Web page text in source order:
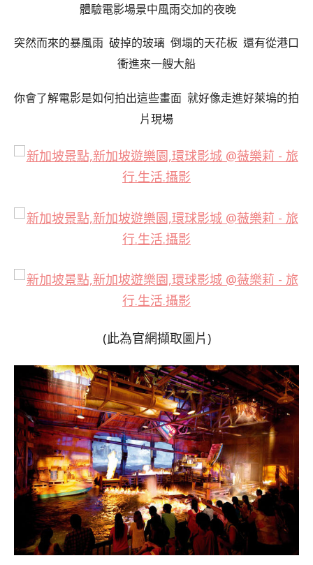
體驗電影場景中風雨交加的夜晚
突然而來的暴風雨 破掉的玻璃 倒塌的天花板 還有從港口
衝進來一艘大船
你會了解電影是如何拍出這些畫面 就好像走進好萊塢的拍
片現場
(此為官網擷取圖片)